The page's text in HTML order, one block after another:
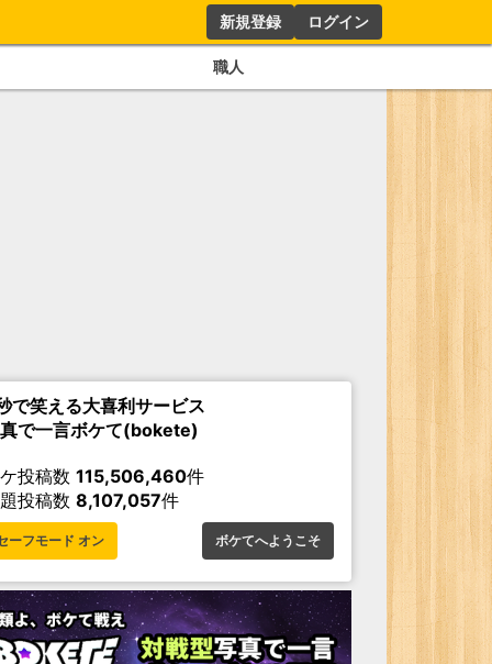
新規登録 ログイン
職人
で笑える大喜利サービス
で一言ボケて(bokete)
投稿数 115,506,460件
投稿数 8,107,057件
ーフモード オン ボケてへようこそ